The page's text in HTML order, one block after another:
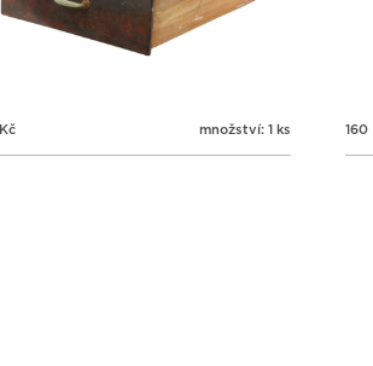
Kč množství: 1 ks 160